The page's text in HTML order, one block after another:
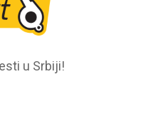
u Srbiji!